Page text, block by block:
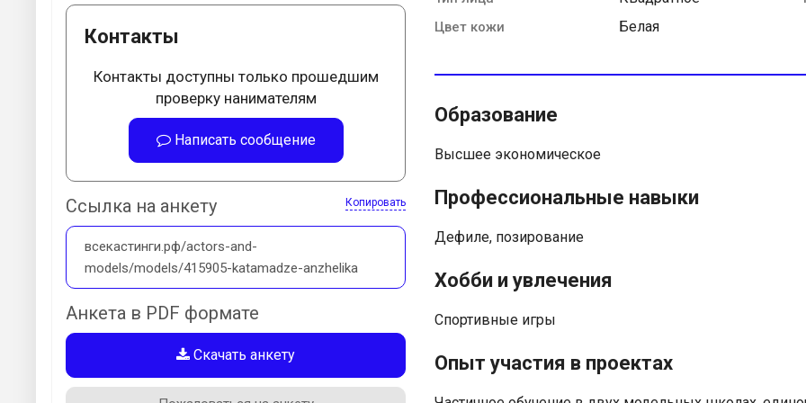
Контакты
Контакты доступны только прошедшим
проверку нанимателям
Написать сообщение
Ссылка на анкету Копировать
всекастинги.рф/actors-and-
models/models/415905-katamadze-anzhelika
Анкета в PDF формате
Скачать анкету
Цвет кожи Белая
Образование
Высшее экономическое
Профессиональные навыки
Дефиле, позирование
Хобби и увлечения
Спортивные игры
Опыт участия в проектах